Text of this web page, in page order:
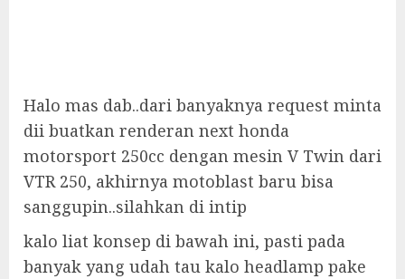
Halo mas dab..dari banyaknya request minta
dii buatkan renderan next honda
motorsport 250cc dengan mesin V Twin dari
VTR 250, akhirnya motoblast baru bisa
sanggupin..silahkan di intip
kalo liat konsep di bawah ini, pasti pada
banyak yang udah tau kalo headlamp pake